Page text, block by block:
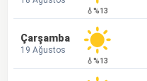
💧%13
Çarşamba
19 Ağustos
💧%13